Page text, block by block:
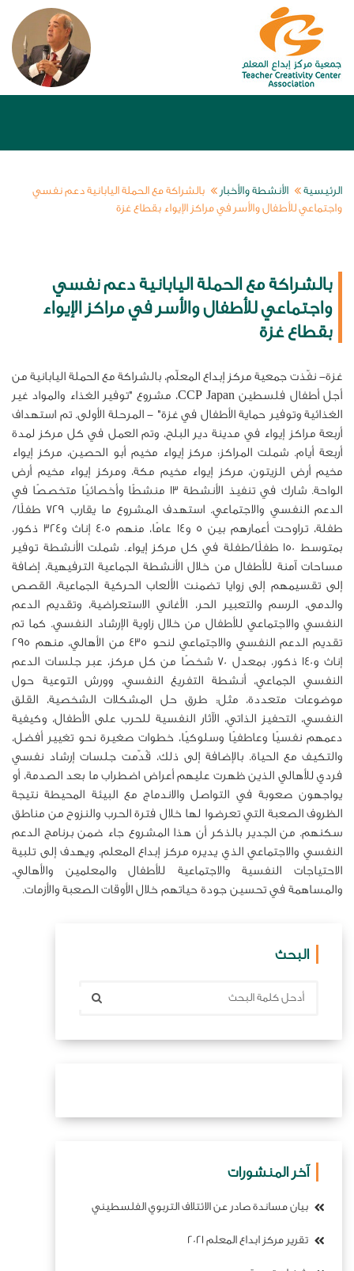
الرئيسية الأنشطة والأخبار
بالشراكة مع الحملة اليابانية دعم نفسي
واجتماعي للأطفال والأسر في مراكز الإيواء بقطاع غزة
بالشراكة مع الحملة اليابانية دعم نفسي
واجتماعي للأطفال والأسر في مراكز الإيواء
بقطاع غزة
غزة- نفّذت جمعية مركز إبداع المعلّم، بالشراكة مع الحملة اليابانية من
أجل أطفال فلسطين CCP Japan، مشروع "توفير الغذاء والمواد غير
الغذائية وتوفير حماية الأطفال في غزة" - المرحلة الأولى. تم استهداف
أربعة مراكز إيواء في مدينة دير البلح، وتم العمل في كل مركز لمدة
أربعة أيام. شملت المراكز: مركز إيواء مخيم أبو الحصين، مركز إيواء
مخيم أرض الزيتون، مركز إيواء مخيم مكة، ومركز إيواء مخيم أرض
الواحة. شارك في تنفيذ الأنشطة 13 منشطًا وأخصائيًا متخصصًا في
الدعم النفسي والاجتماعي. استهدف المشروع ما يقارب 729 طفلًا/
طفلة، تراوحت أعمارهم بين 5 و14 عامًا، منهم 405 إناث و324 ذكور،
بمتوسط 150 طفلًا/طفلة في كل مركز إيواء. شملت الأنشطة توفير
مساحات آمنة للأطفال من خلال الأنشطة الجماعية الترفيهية، إضافة
إلى تقسيمهم إلى زوايا تضمنت الألعاب الحركية الجماعية، القصص
والدمى، الرسم والتعبير الحر، الأغاني الاستعراضية، وتقديم الدعم
النفسي والاجتماعي للأطفال من خلال زاوية الإرشاد النفسي. كما تم
تقديم الدعم النفسي والاجتماعي لنحو 435 من الأهالي، منهم 295
إناث و140 ذكور، بمعدل 70 شخصًا من كل مركز، عبر جلسات الدعم
النفسي الجماعي، أنشطة التفريغ النفسي، وورش التوعية حول
موضوعات متعددة، مثل: طرق حل المشكلات الشخصية، القلق
النفسي، التحفيز الذاتي، الآثار النفسية للحرب على الأطفال، وكيفية
دعمهم نفسيًا وعاطفيًا وسلوكيًا، خطوات صغيرة نحو تغيير أفضل،
والتكيف مع الحياة. بالإضافة إلى ذلك، قُدّمت جلسات إرشاد نفسي
فردي للأهالي الذين ظهرت عليهم أعراض اضطراب ما بعد الصدمة، أو
يواجهون صعوبة في التواصل والاندماج مع البيئة المحيطة نتيجة
الظروف الصعبة التي تعرضوا لها خلال فترة الحرب والنزوح من مناطق
سكنهم. من الجدير بالذكر أن هذا المشروع جاء ضمن برنامج الدعم
النفسي والاجتماعي الذي يديره مركز إبداع المعلم، ويهدف إلى تلبية
الاحتياجات النفسية والاجتماعية للأطفال والمعلمين والأهالي،
والمساهمة في تحسين جودة حياتهم خلال الأوقات الصعبة والأزمات.
البحث
آخر المنشورات
بيان مساندة صادر عن الائتلاف التربوي الفلسطيني
تقرير مركز ابداع المعلم 2021